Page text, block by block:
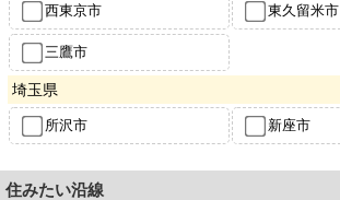
西東京市 東久留米市
三鷹市
埼玉県
所沢市 新座市
住みたい沿線